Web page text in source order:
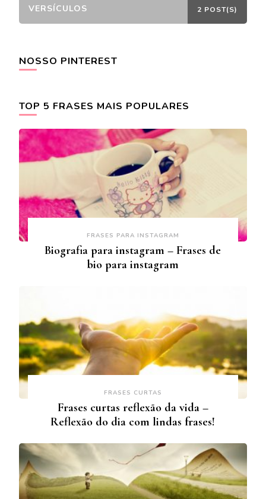
VERSÍCULOS 2 POST(S)
NOSSO PINTEREST
TOP 5 FRASES MAIS POPULARES
FRASES PARA INSTAGRAM
Biografia para instagram – Frases de
bio para instagram
FRASES CURTAS
Frases curtas reflexão da vida –
Reflexão do dia com lindas frases!